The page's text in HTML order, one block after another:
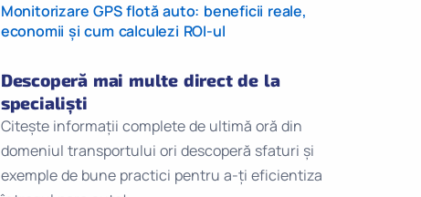
Monitorizare GPS flotă auto: beneficii reale,
economii și cum calculezi ROI-ul
Descoperă mai multe direct de la
specialiști
Citește informații complete de ultimă oră din
domeniul transportului ori descoperă sfaturi și
exemple de bune practici pentru a-ți eficientiza